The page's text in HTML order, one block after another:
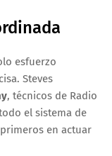
esfuerzo
Steves
, técnicos de Radio
el sistema de
en actuar